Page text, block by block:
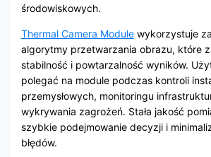
środowiskowych.
Thermal Camera Modulewykorzystuje
algorytmy przetwarzania obrazu, które
stabilność i powtarzalność wyników.
polegać na module podczas kontroli
przemysłowych, monitoringu
wykrywania zagrożeń. Stała jakość
szybkie podejmowanie decyzji i
błędów.